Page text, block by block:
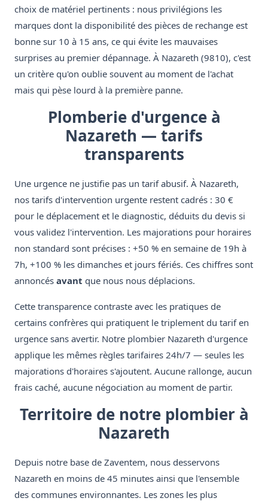
choix de matériel pertinents : nous privilégions les
marques dont la disponibilité des pièces de rechange est
bonne sur 10 à 15 ans, ce qui évite les mauvaises
surprises au premier dépannage. À Nazareth (9810), c'est
un critère qu'on oublie souvent au moment de l'achat
mais qui pèse lourd à la première panne.
Plomberie d'urgence à
Nazareth — tarifs
transparents
Une urgence ne justifie pas un tarif abusif. À Nazareth,
nos tarifs d'intervention urgente restent cadrés : 30 €
pour le déplacement et le diagnostic, déduits du devis si
vous validez l'intervention. Les majorations pour horaires
non standard sont précises : +50 % en semaine de 19h à
7h, +100 % les dimanches et jours fériés. Ces chiffres sont
annoncés avant que nous nous déplacions.
Cette transparence contraste avec les pratiques de
certains confrères qui pratiquent le triplement du tarif en
urgence sans avertir. Notre plombier Nazareth d'urgence
applique les mêmes règles tarifaires 24h/7 — seules les
majorations d'horaires s'ajoutent. Aucune rallonge, aucun
frais caché, aucune négociation au moment de partir.
Territoire de notre plombier à
Nazareth
Depuis notre base de Zaventem, nous desservons
Nazareth en moins de 45 minutes ainsi que l'ensemble
des communes environnantes. Les zones les plus